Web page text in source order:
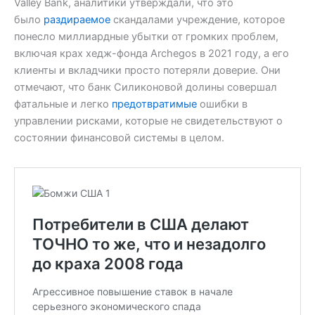
Valley Bank, аналитики утверждали, что это
было раздираемое скандалами учреждение, которое
понесло миллиардные убытки от громких проблем,
включая крах хедж-фонда Archegos в 2021 году, а его
клиенты и вкладчики просто потеряли доверие. Они
отмечают, что банк Силиконовой долины совершал
фатальные и легко предотвратимые ошибки в
управлении рисками, которые не свидетельствуют о
состоянии финансовой системы в целом.